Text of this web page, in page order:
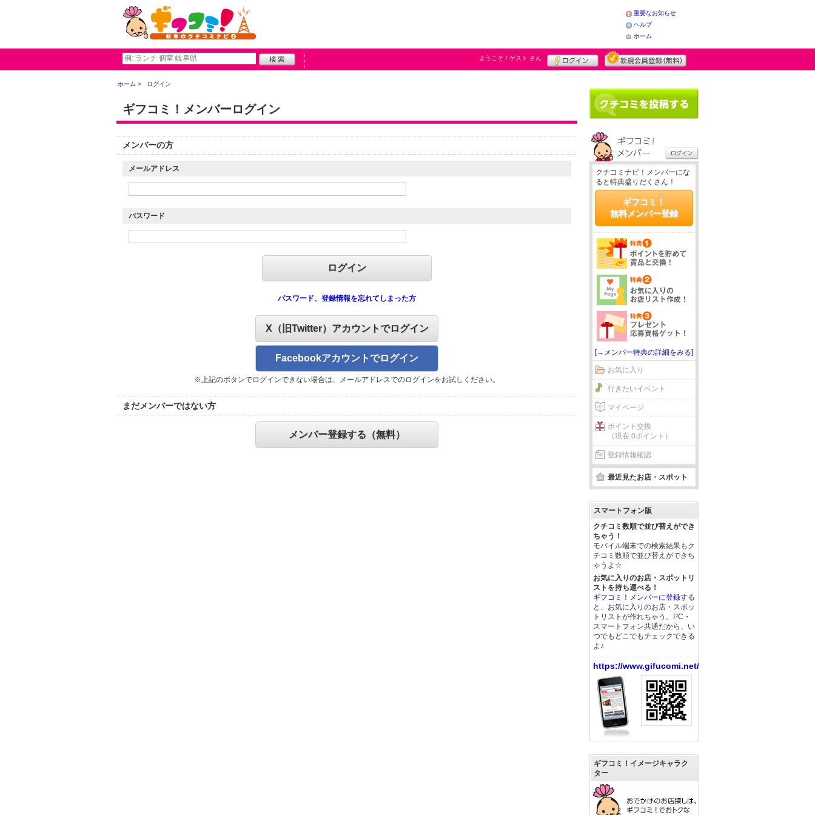
重要なお知らせ
ヘルプ
ホーム
ようこそ！ ゲスト さん
ホーム ログイン
ギフコミ！メンバーログイン
メンバーの方
メールアドレス
パスワード
パスワード、登録情報を忘れてしまった方
X（旧Twitter）アカウントでログイン
Facebookアカウントでログイン
※上記のボタンでログインできない場合は、メールアドレスでのログインをお試しください。
まだメンバーではない方
メンバー登録する（無料）
クチコミナビ！メンバーにな
ると特典盛りだくさん！
ギフコミ！
無料メンバー登録
[→メンバー特典の詳細をみる]
お気に入り
行きたいイベント
マイページ
ポイント交換
（現在 0ポイント）
登録情報確認
最近見たお店・スポット
スマートフォン版
クチコミ数順で並び替えができ
ちゃう！
モバイル端末での検索結果もク
チコミ数順で並び替えができち
ゃうよ☆
お気に入りのお店・スポットリ
ストを持ち運べる！
ギフコミ！メンバーに登録する
と、お気に入りのお店・スポッ
トリストが作れちゃう。PC・
スマートフォン共通だから、い
つでもどこでもチェックできる
よ♪
https://www.gifucomi.net/
ギフコミ！イメージキャラク
ター